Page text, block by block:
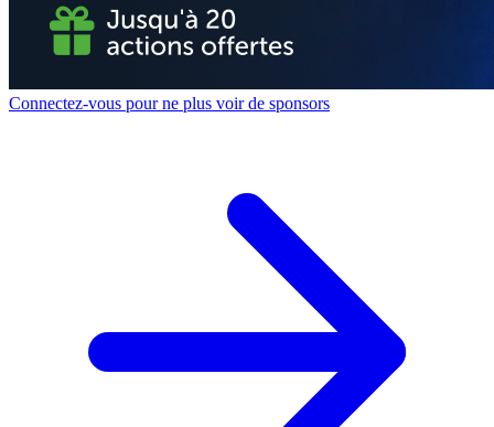
Connectez-vous pour ne plus voir de sponsors